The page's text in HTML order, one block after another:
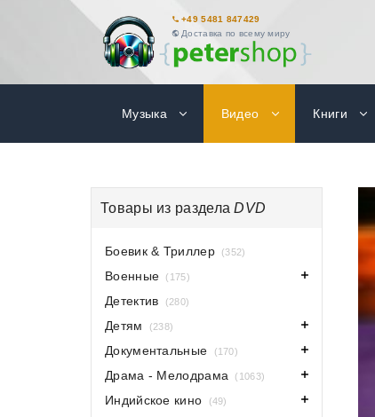
+49 5481 847429
Доставка по всему миру
Музыка Видео Книги
Товары из разделаDVD
Боевик & Триллер (352)
Военные (175)
Детектив (280)
Детям (238)
Документальные (170)
Драма - Мелодрама (1063)
Индийское кино (49)